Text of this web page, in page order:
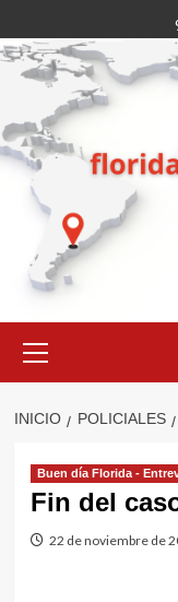
al
contenido
primario
INICIO POLICIALES
Buen día Florida -
Fin del
22 de noviembre de